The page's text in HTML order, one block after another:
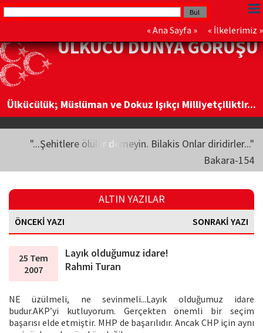
« Ana Sayfa » « İlkelerimiz »
ÜLKÜCÜ DÜNYA GÖRÜŞÜ
Ülkücülük; Müslüman ve Dokuz Işıkçı Milliyetçiliktir...
"...Şehitlere ölüler demeyin. Bilakis Onlar diridirler..."
Bakara-154
ALTIN YAZILAR
ÖNCEKİ YAZI SONRAKİ YAZI
25 Tem
2007
Layık olduğumuz idare!
Rahmi Turan
NE üzülmeli, ne sevinmeli...Layık olduğumuz idare
budur.AKP’yi kutluyorum. Gerçekten önemli bir seçim
başarısı elde etmiştir. MHP de başarılıdır. Ancak CHP için aynı